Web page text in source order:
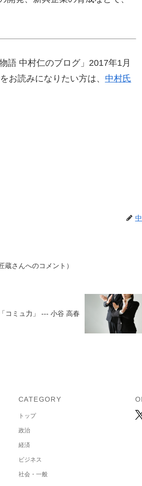
語 中村仁のブログ」2017年1月
お読みになりたい方は、 中村氏
蔵さんへのコメント）
コミュ力」 --- 小谷 高春
CATEGORY
トップ
政治
経済
ビジネス
社会・一般